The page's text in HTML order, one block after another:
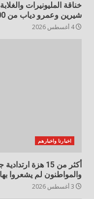
خناقة المليونيرات
شيرين وعمرو دياب من 1000 جنيه إلى نصف مليون
اخبارنا واخبارهم
أكثر من 15 هزة
والمواطنون لم يشعروا بها